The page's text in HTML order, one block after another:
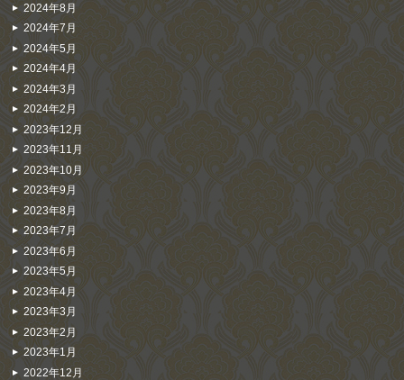
2024年8月
2024年7月
2024年5月
2024年4月
2024年3月
2024年2月
2023年12月
2023年11月
2023年10月
2023年9月
2023年8月
2023年7月
2023年6月
2023年5月
2023年4月
2023年3月
2023年2月
2023年1月
2022年12月